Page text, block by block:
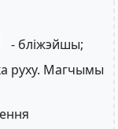
- бліжэйшы;
руху. Магчымы